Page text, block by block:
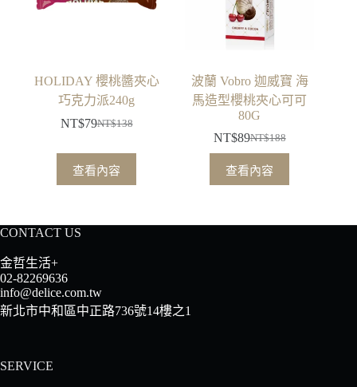
HOLIDAY 櫻桃醬夾心
巧克力派240g
NT$138
始
價
NT$79
前
價
查看內容
波蘭 Vobro 迦威寶 海
馬造型櫻桃夾心可可
80G
NT$188
始
價
NT$188。
NT$89
前
價
NT$89。
查看內容
CONTACT US
金哲生活+
02-82269636
info@delice.com.tw
新北市中和區中正路736號14樓之1
SERVICE